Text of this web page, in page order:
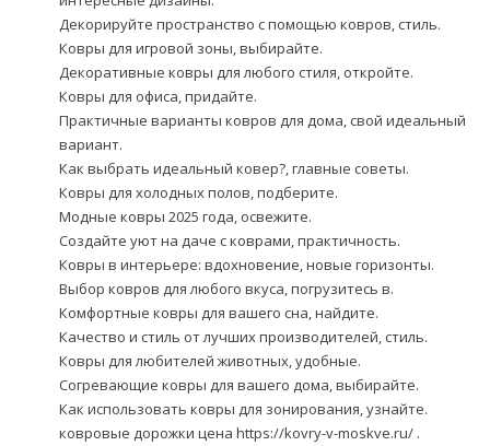
Декорируйте пространство с помощью ковров, стиль.
Ковры для игровой зоны, выбирайте.
Декоративные ковры для любого стиля, откройте.
Ковры для офиса, придайте.
Практичные варианты ковров для дома, свой идеальный
вариант.
Как выбрать идеальный ковер?, главные советы.
Ковры для холодных полов, подберите.
Модные ковры 2025 года, освежите.
Создайте уют на даче с коврами, практичность.
Ковры в интерьере: вдохновение, новые горизонты.
Выбор ковров для любого вкуса, погрузитесь в.
Комфортные ковры для вашего сна, найдите.
Качество и стиль от лучших производителей, стиль.
Ковры для любителей животных, удобные.
Согревающие ковры для вашего дома, выбирайте.
Как использовать ковры для зонирования, узнайте.
ковровые дорожки цена https://kovry-v-moskve.ru/.